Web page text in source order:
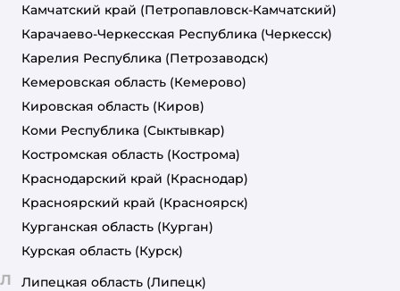
Камчатский край (Петропавловск-Камчатский)
Карачаево-Черкесская Республика (Черкесск)
Карелия Республика (Петрозаводск)
Кемеровская область (Кемерово)
Кировская область (Киров)
Коми Республика (Сыктывкар)
Костромская область (Кострома)
Краснодарский край (Краснодар)
Красноярский край (Красноярск)
Курганская область (Курган)
Курская область (Курск)
Л Липецкая область (Липецк)